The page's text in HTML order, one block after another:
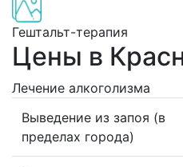
Гештальт-терапия
Цены в
Лечение алкоголизма
Выведение из запоя (в
пределах города)